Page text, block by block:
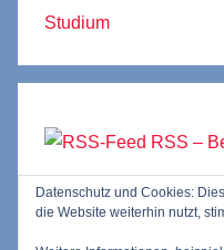
Studium
RSS –
RSS –
Datenschutz und Cookies:
die Website weiterhin nutzt,